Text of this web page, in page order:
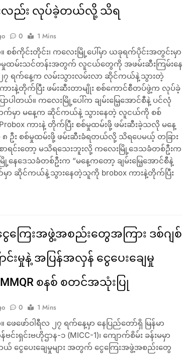
းလည်း လုပ်ခဲ့တယ်လို့ သိရ
0
1 Mins
စစ်ကိုင်းတိုင်း၊ ကလေးမြို့ပေါ်မှာ ယခုရက်ပိုင်းအတွင်းမှာ
ထမ်းသင်တန်းအတွက် လူငယ်တွေကို အဖမ်းဆီးကြမ်းနေ
လ ၂၇ ရက်နေ့က လမ်းသွားလမ်းလာ ဆိုင်ကယ်နဲ့သွားတဲ့
းနဲ့တိုက်ပြီး ဖမ်းဆီးတာမျိုး စစ်ကောင်စီတပ်ဖွဲ့က လုပ်ခဲ့
ါတယ်။ ကလေးမြို့ပေါ်က ချမ်းမြေ့အောင်စီနဲ့ ပင်လုံ
မှာ မနေ့က ဆိုင်ကယ်နဲ့ သွားနေတဲ့ လူငယ်ကို စစ်
ကားနဲ့ တိုက်ပြီး စစ်မှုထမ်းဖို့ ဖမ်းဆီးခဲ့သလို မနေ့
း စစ်မှုထမ်းဖို့ ဖမ်းဆီးခံရတယ်လို့ သိရပေမယ့် တခြား
ရင်းတော့ မသိရသေးဘူးလို့ ကလေးမြို့ဒေသခံတစ်ဦးက
နေဒေသခံတစ်ဦးက “မနေ့ကတော့ ချမ်းမြေ့အောင်စီနဲ့
ာ ဆိုင်ကယ်နဲ့သွားနေတဲ့သူကို brobox ကားနဲ့တိုက်ပြီး
ငွေကြေးအဖွဲ့အစည်းတွေအကြား ဒစ်ဂျစ်
းမှုနဲ့ အပြန်အလှန် ငွေပေးချေမှု
စနစ် စတင်အသုံးပြု
0
1 Mins
ဖေဖော်ဝါရီလ ၂၇ ရက်နေ့မှာ နေပြည်တော်ရှိ မြန်မာ
းရှင်းဗဟိုဌာန-၁ (MICC-1)၊ ကျောက်စိမ်း ခန်းမမှာ
တယ် ငွေပေးချေမှုများ အတွက် ငွေကြေးအဖွဲ့အစည်းတွေ